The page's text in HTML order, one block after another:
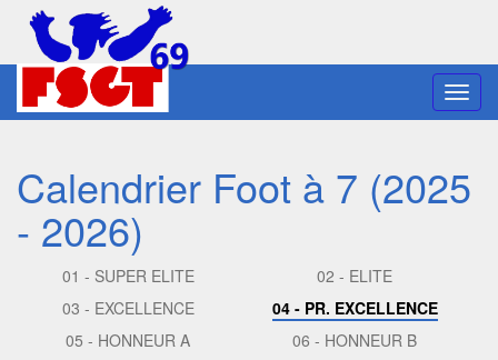
Calendrier Foot à 7 (2025
- 2026)
01 - SUPER ELITE
02 - ELITE
03 - EXCELLENCE
04 - PR. EXCELLENCE
05 - HONNEUR A
06 - HONNEUR B